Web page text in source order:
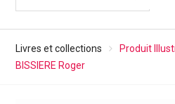
Livres et collections
Produit
BISSIERE Roger